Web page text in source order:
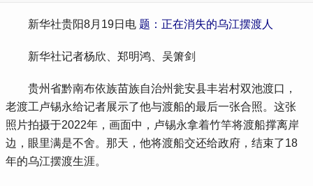
新华社贵阳8月19日电题：正在消失的乌江摆渡人
新华社记者杨欣、郑明鸿、吴箫剑
贵州省黔南布依族苗族自治州瓮安县丰岩村双池渡口，
老渡工卢锡永给记者展示了他与渡船的最后一张合照。这张
照片拍摄于2022年，画面中，卢锡永拿着竹竿将渡船撑离岸
边，眼里满是不舍。那天，他将渡船交还给政府，结束了18
年的乌江摆渡生涯。